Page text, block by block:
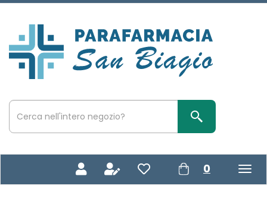
Passa
principale
San
Biagio
Cerca
Prodotto
Cerca Prodotto
0 prodotti
inseriti